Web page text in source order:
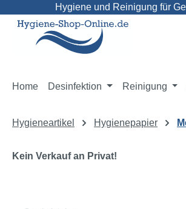
Hauptinhalt springen
Zur Suche springen
Zur Hauptnavigation springen
Hygiene und Reinigung für
Home Desinfektion Reinigung
Hygieneartikel Hygienepapier
Kein Verkauf an Privat!